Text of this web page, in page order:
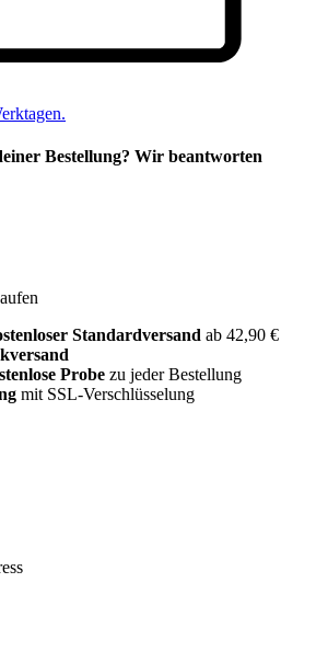
Bestellung? Wir beantworten
Standardversand ab 42,90 €
Probe zu jeder Bestellung
mit SSL-Verschlüsselung